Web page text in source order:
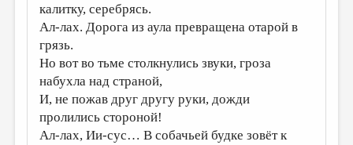
ДАЙДЖЕСТ
ПРОИЗВЕДЕНИЯ
ПЕРЕВОДЫ
КОНКУРСЫ
ДЕТСКАЯ КОМНАТА
калитку, серебрясь.
Ал-лах. Дорога из аула превращена отарой в
грязь.
Но вот во тьме столкнулись звуки, гроза
набухла над страной,
И, не пожав друг другу руки, дожди
пролились стороной!
Ал-лах, Ии-сус… В собачьей будке зовёт к